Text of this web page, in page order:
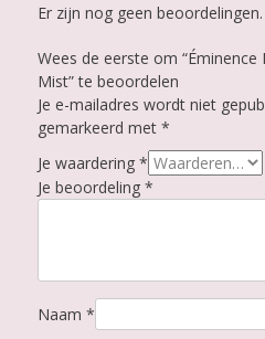
Er zijn nog geen beoordelingen.
Wees de eerste om
Mist” te beoordelen
Je e-mailadres wordt niet
gemarkeerd met *
Je waardering *
Je beoordeling *
Naam *